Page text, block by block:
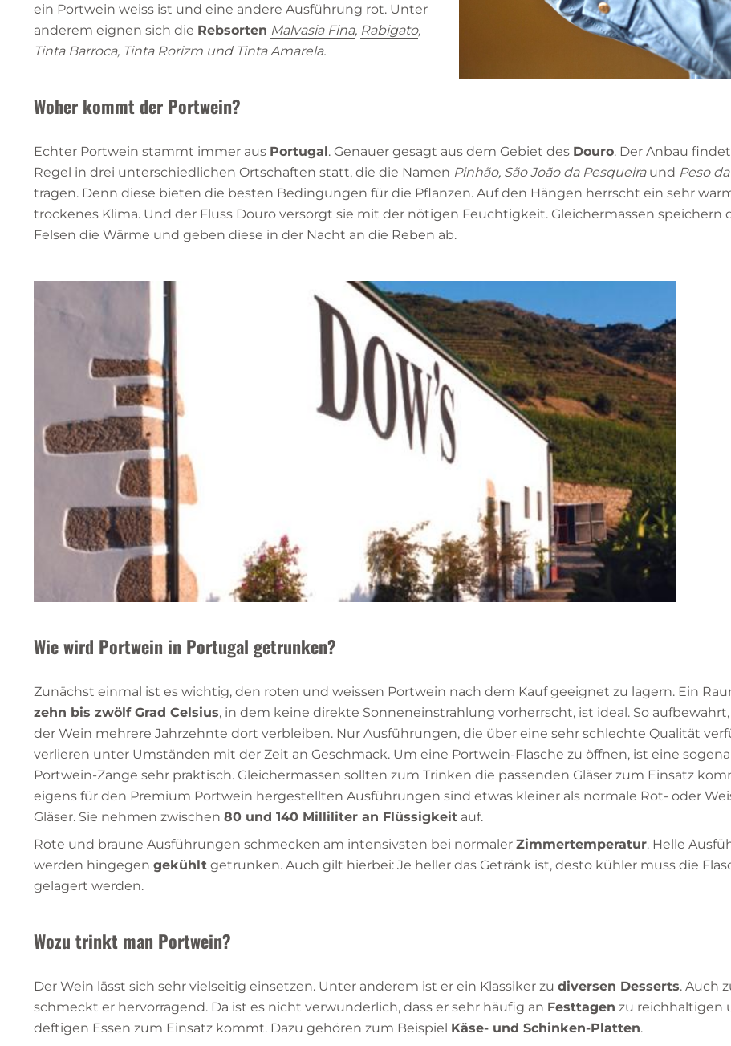
ein Portwein weiss ist und eine andere Ausführung rot. Unter
anderem eignen sich die Rebsorten Malvasia Fina, Rabigato,
Tinta Barroca, Tinta Rorizm und Tinta Amarela.
Woher kommt der Portwein?
Echter Portwein stammt immer aus Portugal. Genauer gesagt aus dem Gebiet des Douro. Der Anbau
Regel in drei unterschiedlichen Ortschaften statt, die die Namen Pinhão, São João da Pesqueiraund Peso
tragen. Denn diese bieten die besten Bedingungen für die Pflanzen. Auf den Hängen herrscht ein sehr
trockenes Klima. Und der Fluss Douro versorgt sie mit der nötigen Feuchtigkeit. Gleichermassen speichern
Felsen die Wärme und geben diese in der Nacht an die Reben ab.
Wie wird Portwein in Portugal getrunken?
Zunächst einmal ist es wichtig, den roten und weissen Portwein nach dem Kauf geeignet zu lagern. Ein
zehn bis zwölf Grad Celsius, in dem keine direkte Sonneneinstrahlung vorherrscht, ist ideal. So
der Wein mehrere Jahrzehnte dort verbleiben. Nur Ausführungen, die über eine sehr schlechte Qualität
verlieren unter Umständen mit der Zeit an Geschmack. Um eine Portwein-Flasche zu öffnen, ist eine
Portwein-Zange sehr praktisch. Gleichermassen sollten zum Trinken die passenden Gläser zum Einsatz
eigens für den Premium Portwein hergestellten Ausführungen sind etwas kleiner als normale Rot- oder
Gläser. Sie nehmen zwischen 80 und 140 Milliliter an Flüssigkeit auf.
Rote und braune Ausführungen schmecken am intensivsten bei normaler Zimmertemperatur. Helle
werden hingegen gekühlt getrunken. Auch gilt hierbei: Je heller das Getränk ist, desto kühler muss die
gelagert werden.
Wozu trinkt man Portwein?
Der Wein lässt sich sehr vielseitig einsetzen. Unter anderem ist er ein Klassiker zu diversen Desserts. Auch
schmeckt er hervorragend. Da ist es nicht verwunderlich, dass er sehr häufig an Festtagen zu reichhaltigen
deftigen Essen zum Einsatz kommt. Dazu gehören zum Beispiel Käse- und Schinken-Platten.